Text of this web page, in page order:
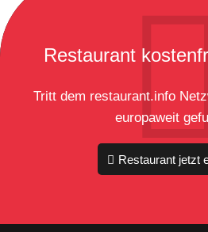
Restaurant
Tritt dem restaurant.info
europaweit
Restaurant jetzt